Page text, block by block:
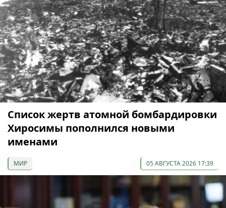
Список жертв атомной бомбардировки
Хиросимы пополнился новыми
именами
МИР 05 АВГУСТА 2026 17:39